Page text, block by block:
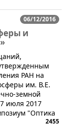
06/12/2016
и
РАН на
им. В.Е.
земной
июля 2017
"Оптика
2455